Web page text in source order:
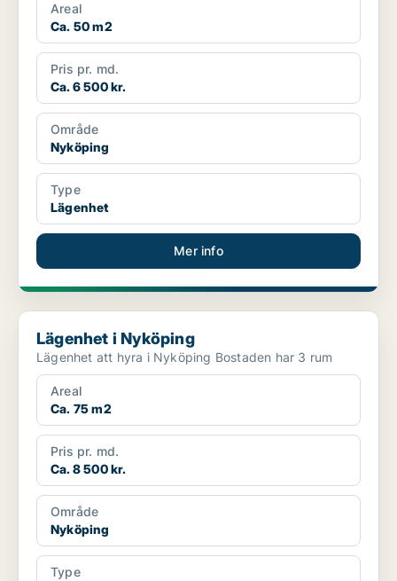
Areal
Ca. 50 m2
Pris pr. md.
Ca. 6 500 kr.
Område
Nyköping
Type
Lägenhet
Mer info
Lägenhet i Nyköping
Lägenhet i Nyköping
Lägenhet att hyra i Nyköping Bostaden har 3 rum
Areal
Ca. 75 m2
Pris pr. md.
Ca. 8 500 kr.
Område
Nyköping
Type